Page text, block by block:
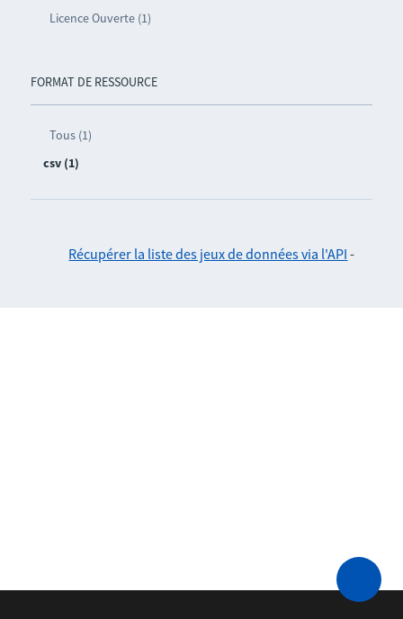
Licence Ouverte (1)
FORMAT DE RESSOURCE
Tous (1)
csv (1)
Récupérer la liste des jeux de données via l'API -